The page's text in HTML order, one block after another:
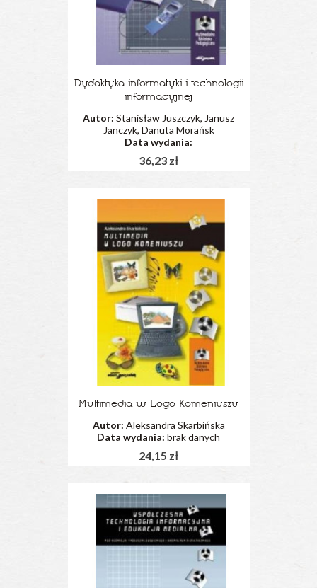
Dydaktyka informatyki i technologii
informacyjnej
Autor: Stanisław Juszczyk, Janusz
Janczyk, Danuta Morańsk
Data wydania:
36,23 zł
Multimedia w Logo Komeniuszu
Autor: Aleksandra Skarbińska
Data wydania: brak danych
24,15 zł